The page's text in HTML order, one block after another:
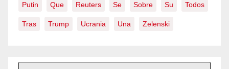
Putin Que Reuters Se Sobre Su Todos
Tras Trump Ucrania Una Zelenski